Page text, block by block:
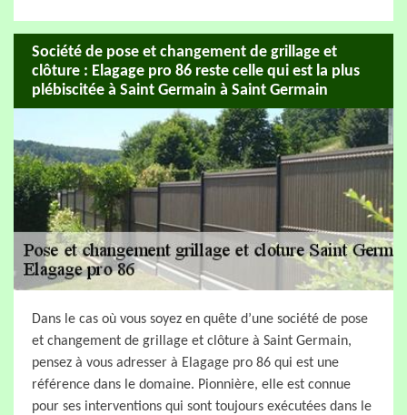
Société de pose et changement de grillage et
clôture : Elagage pro 86 reste celle qui est la plus
plébiscitée à Saint Germain à Saint Germain
Dans le cas où vous soyez en quête d’une société de pose
et changement de grillage et clôture à Saint Germain,
pensez à vous adresser à Elagage pro 86 qui est une
référence dans le domaine. Pionnière, elle est connue
pour ses interventions qui sont toujours exécutées dans le